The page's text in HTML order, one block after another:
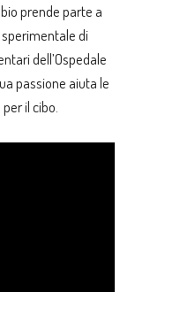
prende parte a
di
dell’Ospedale
passione aiuta le
il cibo.